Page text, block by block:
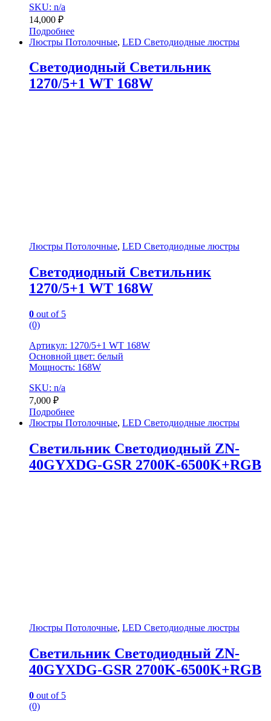
SKU: n/a
14,000 ₽
Подробнее
Люстры Потолочные, LED Светодиодные люстры
Светодиодный Светильник
1270/5+1 WT 168W
Люстры Потолочные, LED Светодиодные люстры
Светодиодный Светильник
1270/5+1 WT 168W
0 out of 5
(0)
Артикул: 1270/5+1 WT 168W
Основной цвет: белый
Мощность: 168W
SKU: n/a
7,000 ₽
Подробнее
Люстры Потолочные, LED Светодиодные люстры
Светильник Светодиодный ZN-
40GYXDG-GSR 2700K-6500K+RGB
Люстры Потолочные, LED Светодиодные люстры
Светильник Светодиодный ZN-
40GYXDG-GSR 2700K-6500K+RGB
0 out of 5
(0)